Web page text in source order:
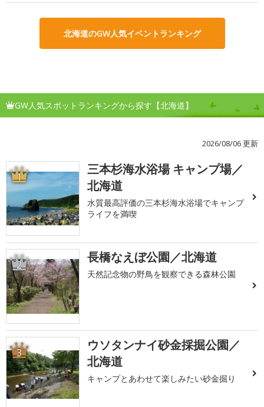
北海道のGW人気イベントランキング
GW人気スポットランキングから探す【北海道】
2026/08/06 更新
1
三本杉海水浴場 キャンプ場／
北海道
水質最高評価の三本杉海水浴場でキャンプ
ライフを満喫
2 長橋なえぼ公園／北海道
天然記念物の野鳥を観察できる森林公園
3
ウソタンナイ砂金採掘公園／
北海道
キャンプとあわせて楽しみたい砂金掘り